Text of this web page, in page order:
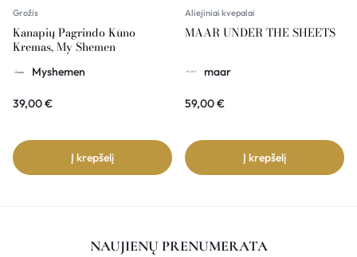
Grožis
Kanapių Pagrindo Kūno
Kremas, My Shemen
Myshemen
39,00€
Į krepšelį
Aliejiniai kvepalai
MAAR UNDER THE SHEETS
maar
59,00€
Į krepšelį
NAUJIENŲ PRENUMERATA